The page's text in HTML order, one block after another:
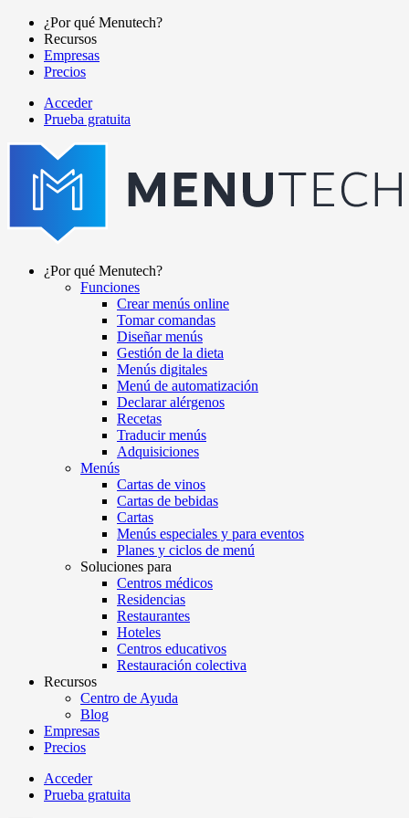
Pasar
contenido
principal
Main
navigation
¿Por qué Menutech?
Recursos
Empresas
Precios
menutech
navigation
Acceder
Prueba gratuita
navigation
¿Por qué Menutech?
Funciones
Crear menús online
Tomar comandas
Diseñar menús
Gestión de la dieta
Menús digitales
Menú de automatización
Declarar alérgenos
Recetas
Traducir menús
Adquisiciones
Menús
Cartas de vinos
Cartas de bebidas
Cartas
Menús especiales y para eventos
Planes y ciclos de menú
Soluciones para
Centros médicos
Residencias
Restaurantes
Hoteles
Centros educativos
Restauración colectiva
Recursos
Centro de Ayuda
Blog
Empresas
Precios
Menutech
Acceder
Prueba gratuita